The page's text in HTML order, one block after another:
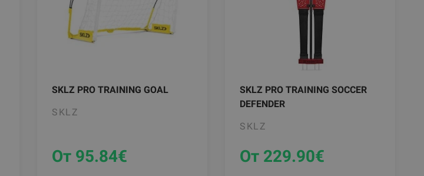
SKLZ PRO TRAINING GOAL
SKLZ
От 95.84€
SKLZ PRO TRAINING SOCCER
DEFENDER
SKLZ
От 229.90€